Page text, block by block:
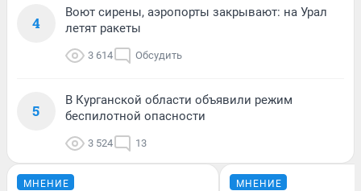
4
Воют сирены, аэропорты закрывают: на Урал
летят ракеты
3 614 Обсудить
5
В Курганской области объявили режим
беспилотной опасности
3 524 13
МНЕНИЕ МНЕНИЕ